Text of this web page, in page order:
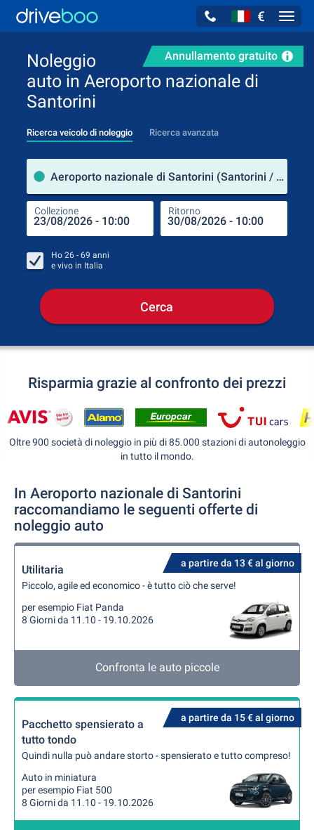
€
Annullamento gratuito
Noleggio
auto in Aeroporto nazionale di
Santorini
Ricerca veicolo di noleggio Ricerca avanzata
Aeroporto nazionale di Santorini (Santorini / Grecia)
Collezione Ritorno
Ho 26 - 69 anni
e vivo in Italia
Cerca
Risparmia grazie al confronto dei prezzi
Oltre 900 società di noleggio in più di 85.000 stazioni di autonoleggio
in tutto il mondo.
In Aeroporto nazionale di Santorini
raccomandiamo le seguenti offerte di
noleggio auto
a partire da 13 € al giorno
Utilitaria
Piccolo, agile ed economico - è tutto ciò che serve!
per esempio Fiat Panda
8 Giorni da 11.10 - 19.10.2026
Confronta le auto piccole
a partire da 15 € al giorno
Pacchetto spensierato a
tutto tondo
Quindi nulla può andare storto - spensierato e tutto compreso!
Auto in miniatura
per esempio Fiat 500
8 Giorni da 11.10 - 19.10.2026